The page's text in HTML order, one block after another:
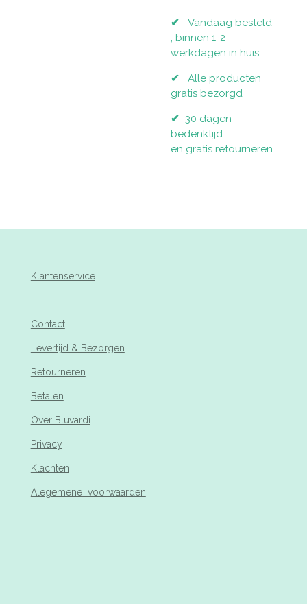
✔
Vandaag besteld
, binnen 1-2
werkdagen in huis
✔
Alle producten
gratis bezorgd
✔ 30 dagen
bedenktijd
en gratis retourneren
Klantenservice
Contact
Levertijd & Bezorgen
Retourneren
Betalen
Over Bluvardi
Privacy
Klachten
Alegemene voorwaarden